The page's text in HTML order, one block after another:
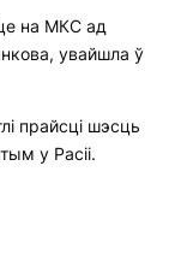
на МКС ад
увайшла ў
прайсці шэсць
у Расіі.